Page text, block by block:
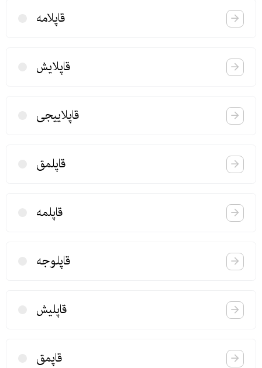
قاپلامه
قاپلایش
قاپلاییجی
قاپلمق
قاپلمه
قاپلوجه
قاپلیش
قاپمق